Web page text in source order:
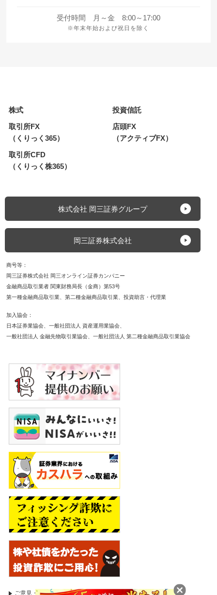
受付時間 月～金 8:00～17:00
※年末年始および祝日を除く
株式
投資信託
取引所FX
（くりっく365）
店頭FX
（アクティブFX）
取引所CFD
（くりっく株365）
株式会社 岡三証券グループ
岡三証券株式会社
商号等
岡三証券株式会社 岡三オンライン証券カンパニー
金融商品取引業者 関東財務局長（金商）第53号
第一種金融商品取引業
第二種金融商品取引業 投資助言・代理業
加入協会
日本証券業協会
一般社団法人 資産運用業協会
一般社団法人 金融先物取引業協会
一般社団法人 第二種金融商品取引業協会
ご意見・苦情等のお申出 証券取引等監視委員会